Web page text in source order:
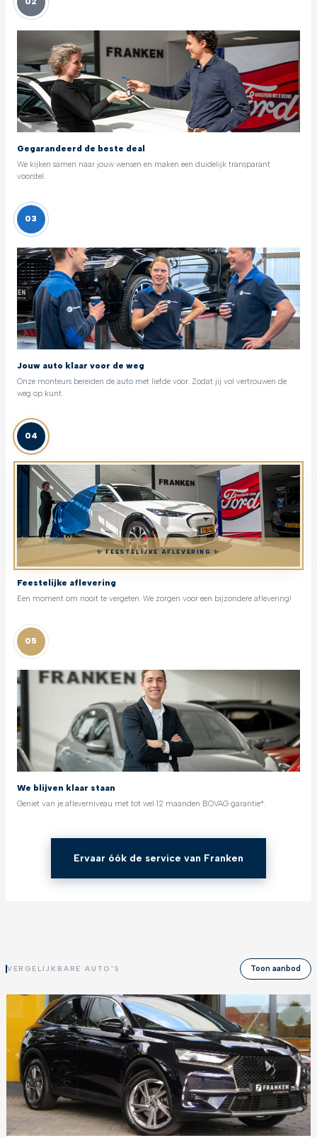
Gegarandeerd de beste deal
We kijken samen naar jouw wensen en maken een duidelijk transparant
voorstel.
03
Jouw auto klaar voor de weg
Onze monteurs bereiden de auto met liefde voor. Zodat jij vol vertrouwen de
weg op kunt.
04
✨ FEESTELIJKE AFLEVERING ✨
Feestelijke aflevering
Een moment om nooit te vergeten. We zorgen voor een bijzondere aflevering!
05
We blijven klaar staan
Geniet van je afleverniveau met tot wel 12 maanden BOVAG garantie*.
Ervaar óók de service van Franken
VERGELIJKBARE AUTO'S Toon aanbod